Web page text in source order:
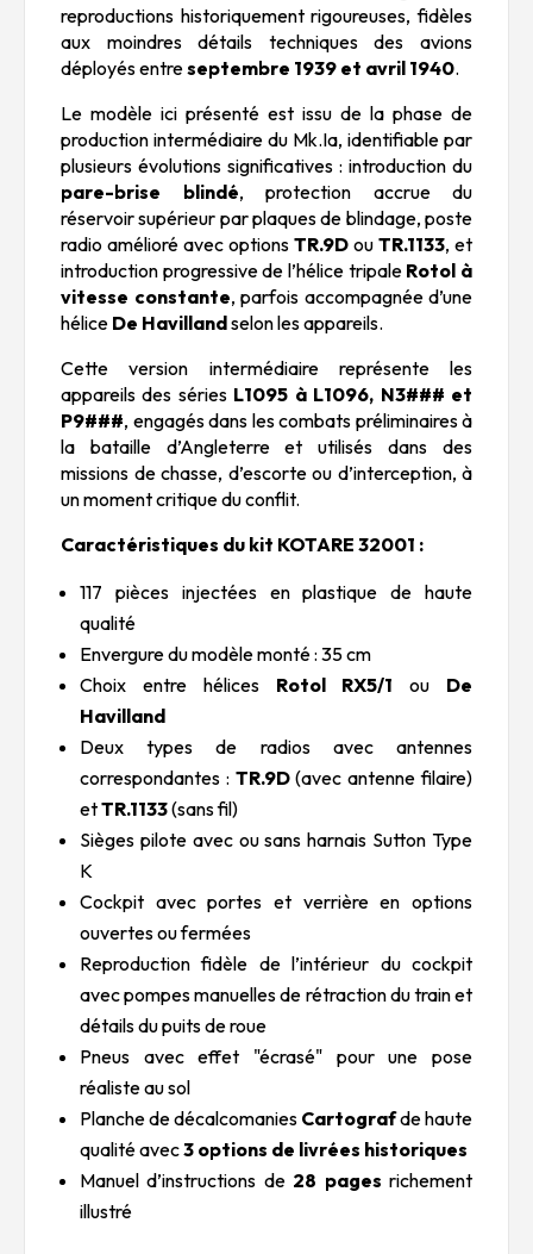
reproductions historiquement rigoureuses, fidèles
aux moindres détails techniques des avions
déployés entreseptembre 1939 et avril 1940.
Le modèle ici présenté est issu de la phase de
production intermédiaire du Mk.Ia, identifiable par
plusieurs évolutions significatives : introduction du
pare-brise blindé, protection accrue du
réservoir supérieur par plaques de blindage, poste
radio amélioré avec options TR.9D ou TR.1133, et
introduction progressive de l’hélice tripale Rotol à
vitesse constante, parfois accompagnée d’une
hélice De Havillandselon les appareils.
Cette version intermédiaire représente les
appareils des séries L1095 à L1096, N3### et
P9###, engagés dans les combats préliminaires à
la bataille d’Angleterre et utilisés dans des
missions de chasse, d’escorte ou d’interception, à
un moment critique du conflit.
Caractéristiques du kit KOTARE 32001 :
117 pièces injectées en plastique de haute
qualité
Envergure du modèle monté : 35 cm
Choix entre hélices Rotol RX5/1 ou De
Havilland
Deux types de radios avec antennes
correspondantes : TR.9D(avec antenne filaire)
etTR.1133(sans fil)
Sièges pilote avec ou sans harnais Sutton Type
K
Cockpit avec portes et verrière en options
ouvertes ou fermées
Reproduction fidèle de l’intérieur du cockpit
avec pompes manuelles de rétraction du train et
détails du puits de roue
Pneus avec effet "écrasé" pour une pose
réaliste au sol
Planche de décalcomanies Cartografde haute
qualité avec3 options de livrées historiques
Manuel d’instructions de 28 pages richement
illustré